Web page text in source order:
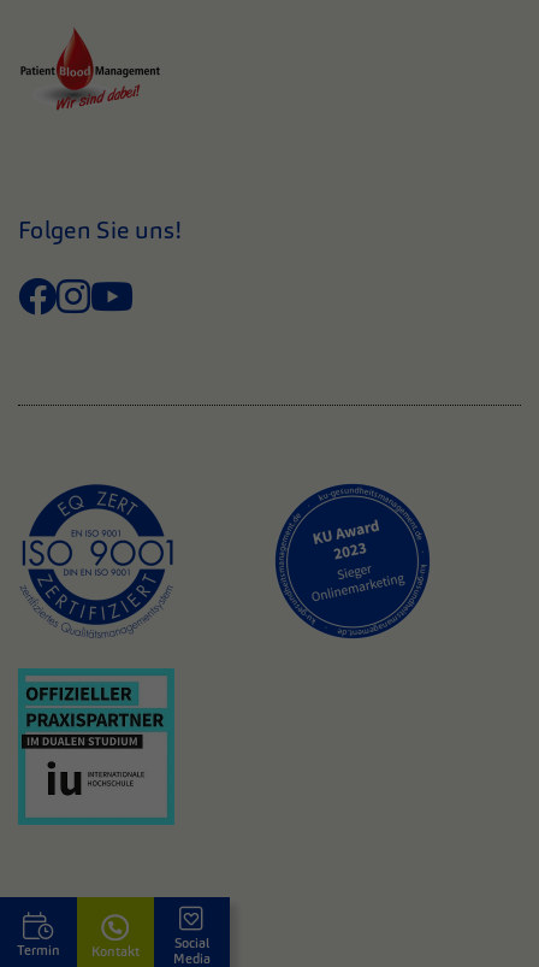
Folgen Sie uns!
Termin Kontakt
Social
Media